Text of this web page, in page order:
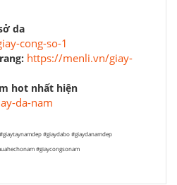
da
cong-so-1
https://menli.vn/giay-
hot nhất hiện
da-nam
#giaydabo #giaydanamdep
#giaycongsonam